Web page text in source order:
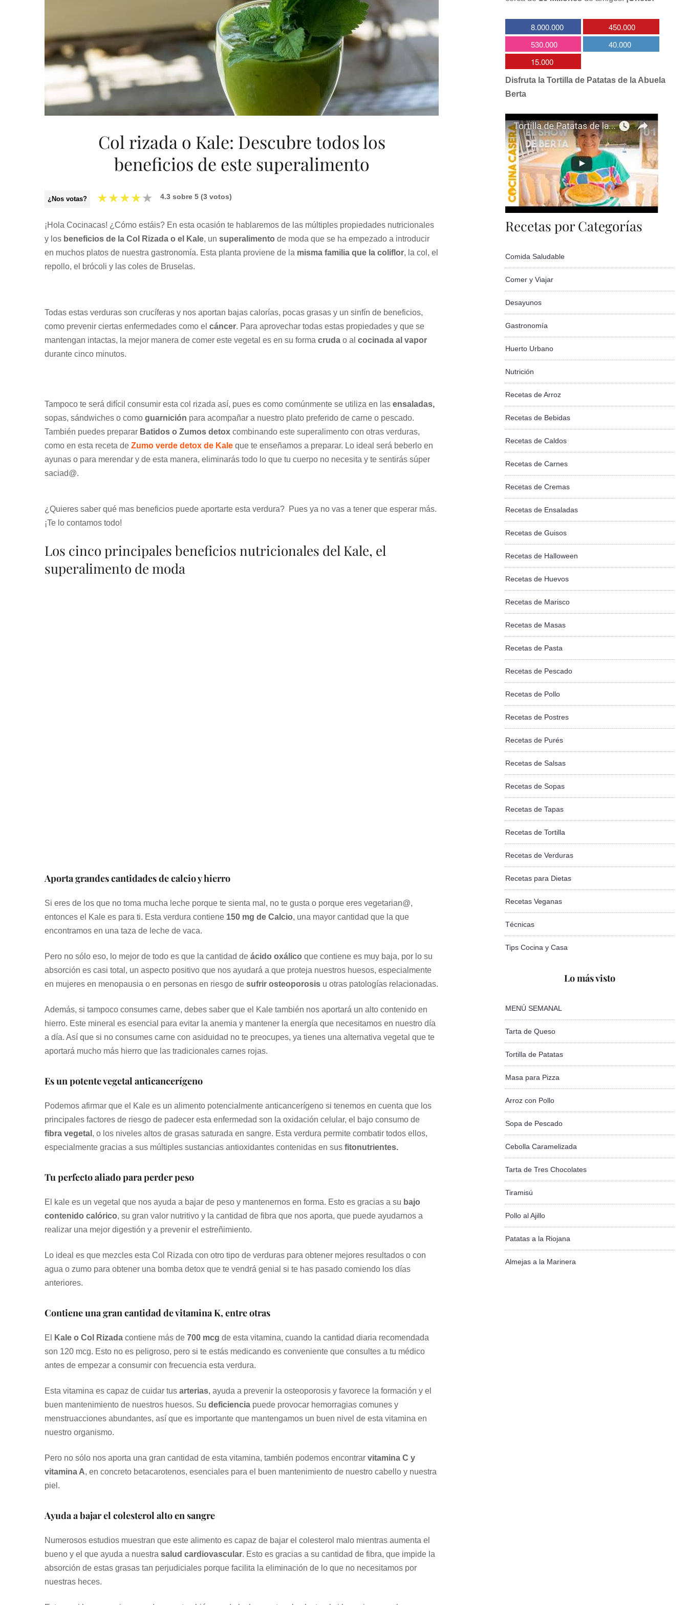
Col rizada o Kale: Descubre todos los
beneficios de este superalimento
¿Nos votas? ★★★★★ 4.3 sobre 5 (3 votos)
¡Hola Cocinacas! ¿Cómo estáis? En esta ocasión te hablaremos de las múltiples propiedades nutricionales
y los beneficios de la Col Rizada o el Kale, un superalimento de moda que se ha empezado a introducir
en muchos platos de nuestra gastronomía. Esta planta proviene de la misma familia que la coliflor, la col, el
repollo, el brócoli y las coles de Bruselas.
Todas estas verduras son crucíferas y nos aportan bajas calorías, pocas grasas y un sinfín de beneficios,
como prevenir ciertas enfermedades como el cáncer. Para aprovechar todas estas propiedades y que se
mantengan intactas, la mejor manera de comer este vegetal es en su forma cruda o al cocinada al vapor
durante cinco minutos.
Tampoco te será difícil consumir esta col rizada así, pues es como comúnmente se utiliza en las ensaladas,
sopas, sándwiches o como guarnición para acompañar a nuestro plato preferido de carne o pescado.
También puedes preparar Batidos o Zumos detox combinando este superalimento con otras verduras,
como en esta receta de Zumo verde detox de Kale que te enseñamos a preparar. Lo ideal será beberlo en
ayunas o para merendar y de esta manera, eliminarás todo lo que tu cuerpo no necesita y te sentirás súper
saciad@.
¿Quieres saber qué mas beneficios puede aportarte esta verdura? Pues ya no vas a tener que esperar más.
¡Te lo contamos todo!
Los cinco principales beneficios nutricionales del Kale, el
superalimento de moda
Aporta grandes cantidades de calcio y hierro
Si eres de los que no toma mucha leche porque te sienta mal, no te gusta o porque eres vegetarian@,
entonces el Kale es para ti. Esta verdura contiene 150 mg de Calcio, una mayor cantidad que la que
encontramos en una taza de leche de vaca.
Pero no sólo eso, lo mejor de todo es que la cantidad de ácido oxálico que contiene es muy baja, por lo su
absorción es casi total, un aspecto positivo que nos ayudará a que proteja nuestros huesos, especialmente
en mujeres en menopausia o en personas en riesgo de sufrir osteoporosis u otras patologías relacionadas.
Además, si tampoco consumes carne, debes saber que el Kale también nos aportará un alto contenido en
hierro. Este mineral es esencial para evitar la anemia y mantener la energía que necesitamos en nuestro día
a día. Así que si no consumes carne con asiduidad no te preocupes, ya tienes una alternativa vegetal que te
aportará mucho más hierro que las tradicionales carnes rojas.
Es un potente vegetal anticancerígeno
Podemos afirmar que el Kale es un alimento potencialmente anticancerígeno si tenemos en cuenta que los
principales factores de riesgo de padecer esta enfermedad son la oxidación celular, el bajo consumo de
fibra vegetal , o los niveles altos de grasas saturada en sangre. Esta verdura permite combatir todos ellos,
especialmente gracias a sus múltiples sustancias antioxidantes contenidas en sus fitonutrientes.
Tu perfecto aliado para perder peso
El kale es un vegetal que nos ayuda a bajar de peso y mantenernos en forma. Esto es gracias a su bajo
contenido calórico, su gran valor nutritivo y la cantidad de fibra que nos aporta, que puede ayudarnos a
realizar una mejor digestión y a prevenir el estreñimiento.
Lo ideal es que mezcles esta Col Rizada con otro tipo de verduras para obtener mejores resultados o con
agua o zumo para obtener una bomba detox que te vendrá genial si te has pasado comiendo los días
anteriores.
Contiene una gran cantidad de vitamina K, entre otras
El Kale o Col Rizada contiene más de 700 mcg de esta vitamina, cuando la cantidad diaria recomendada
son 120 mcg. Esto no es peligroso, pero si te estás medicando es conveniente que consultes a tu médico
antes de empezar a consumir con frecuencia esta verdura.
Esta vitamina es capaz de cuidar tus arterias, ayuda a prevenir la osteoporosis y favorece la formación y el
buen mantenimiento de nuestros huesos. Su deficiencia puede provocar hemorragias comunes y
menstruacciones abundantes, así que es importante que mantengamos un buen nivel de esta vitamina en
nuestro organismo.
Pero no sólo nos aporta una gran cantidad de esta vitamina, también podemos encontrar vitamina C y
vitamina A, en concreto betacarotenos, esenciales para el buen mantenimiento de nuestro cabello y nuestra
piel.
Ayuda a bajar el colesterol alto en sangre
Numerosos estudios muestran que este alimento es capaz de bajar el colesterol malo mientras aumenta el
bueno y el que ayuda a nuestra salud cardiovascular. Esto es gracias a su cantidad de fibra, que impide la
absorción de estas grasas tan perjudiciales porque facilita la eliminación de lo que no necesitamos por
nuestras heces.
8.000.000
450.000
530.000
40.000
15.000
Disfruta la Tortilla de Patatas de la Abuela
Berta
Recetas por Categorías
Comida Saludable
Comer y Viajar
Desayunos
Gastronomía
Huerto Urbano
Nutrición
Recetas de Arroz
Recetas de Bebidas
Recetas de Caldos
Recetas de Carnes
Recetas de Cremas
Recetas de Ensaladas
Recetas de Guisos
Recetas de Halloween
Recetas de Huevos
Recetas de Marisco
Recetas de Masas
Recetas de Pasta
Recetas de Pescado
Recetas de Pollo
Recetas de Postres
Recetas de Purés
Recetas de Salsas
Recetas de Sopas
Recetas de Tapas
Recetas de Tortilla
Recetas de Verduras
Recetas para Dietas
Recetas Veganas
Técnicas
Tips Cocina y Casa
Lo más visto
MENÚ SEMANAL
Tarta de Queso
Tortilla de Patatas
Masa para Pizza
Arroz con Pollo
Sopa de Pescado
Cebolla Caramelizada
Tarta de Tres Chocolates
Tiramisú
Pollo al Ajillo
Patatas a la Riojana
Almejas a la Marinera